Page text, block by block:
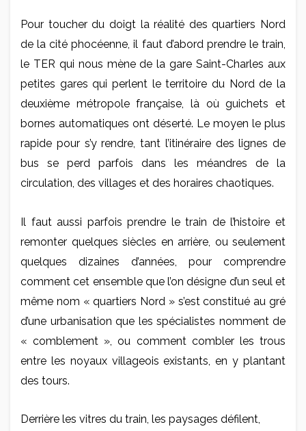
Pour toucher du doigt la réalité des quartiers Nord
de la cité phocéenne, il faut d’abord prendre le train,
le TER qui nous mène de la gare Saint-Charles aux
petites gares qui perlent le territoire du Nord de la
deuxième métropole française, là où guichets et
bornes automatiques ont déserté. Le moyen le plus
rapide pour s’y rendre, tant l’itinéraire des lignes de
bus se perd parfois dans les méandres de la
circulation, des villages et des horaires chaotiques.
Il faut aussi parfois prendre le train de l’histoire et
remonter quelques siècles en arrière, ou seulement
quelques dizaines d’années, pour comprendre
comment cet ensemble que l’on désigne d’un seul et
même nom « quartiers Nord » s’est constitué au gré
d’une urbanisation que les spécialistes nomment de
« comblement », ou comment combler les trous
entre les noyaux villageois existants, en y plantant
des tours.
Derrière les vitres du train, les paysages défilent,